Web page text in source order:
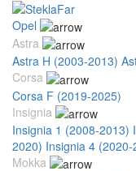
Opel
Astra
Astra H (2003-2013)
Corsa
Corsa F (2019-2025)
Insignia
Insignia 1 (2008-2013)
2020) Insignia 4 (2020-
Mokka